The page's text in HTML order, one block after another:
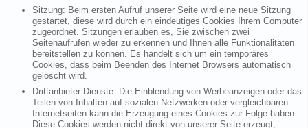
Sitzung: Beim ersten Aufruf unserer Seite wird eine neue Sitzung
gestartet, diese wird durch ein eindeutiges Cookies Ihrem Computer
zugeordnet. Sitzungen erlauben es, Sie zwischen zwei
Seitenaufrufen wieder zu erkennen und Ihnen alle Funktionalitäten
bereitstellen zu können. Es handelt sich um ein temporäres
Cookies, dass beim Beenden des Internet Browsers automatisch
gelöscht wird.
Drittanbieter-Dienste: Die Einblendung von Werbeanzeigen oder das
Teilen von Inhalten auf sozialen Netzwerken oder vergleichbaren
Internetseiten kann die Erzeugung eines Cookies zur Folge haben.
Diese Cookies werden nicht direkt von unserer Seite erzeugt,